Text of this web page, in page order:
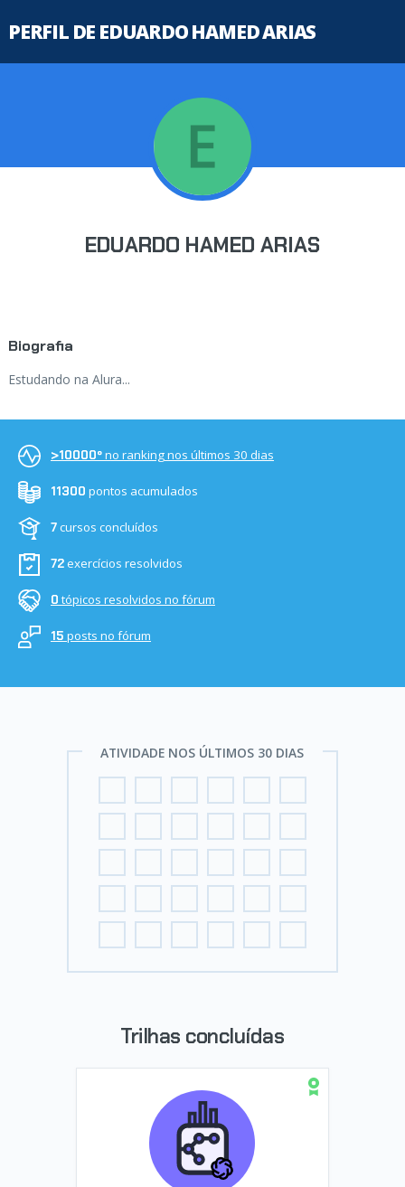
PERFIL DE EDUARDO HAMED ARIAS
EDUARDO HAMED ARIAS
Biografia
Estudando na Alura...
>10000ºno ranking nos últimos 30 dias
11300 pontos acumulados
7cursos concluídos
72exercícios resolvidos
0 tópicos resolvidos no fórum
15 posts no fórum
ATIVIDADE NOS ÚLTIMOS 30 DIAS
Trilhas concluídas